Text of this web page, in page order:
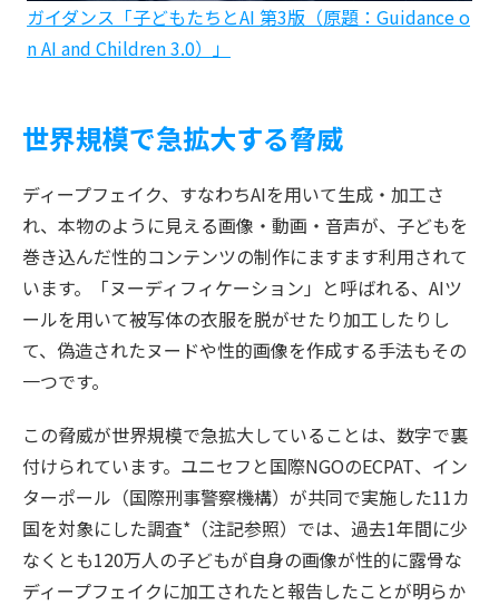
ガイダンス「子どもたちとAI 第3版（原題：Guidance o
n AI and Children 3.0）」
世界規模で急拡大する脅威
ディープフェイク、すなわちAIを用いて生成・加工さ
れ、本物のように見える画像・動画・音声が、子どもを
巻き込んだ性的コンテンツの制作にますます利用されて
います。「ヌーディフィケーション」と呼ばれる、AIツ
ールを用いて被写体の衣服を脱がせたり加工したりし
て、偽造されたヌードや性的画像を作成する手法もその
一つです。
この脅威が世界規模で急拡大していることは、数字で裏
付けられています。ユニセフと国際NGOのECPAT、イン
ターポール（国際刑事警察機構）が共同で実施した11カ
国を対象にした調査*（注記参照）では、過去1年間に少
なくとも120万人の子どもが自身の画像が性的に露骨な
ディープフェイクに加工されたと報告したことが明らか